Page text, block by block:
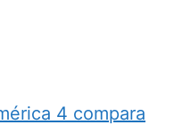
4 compara